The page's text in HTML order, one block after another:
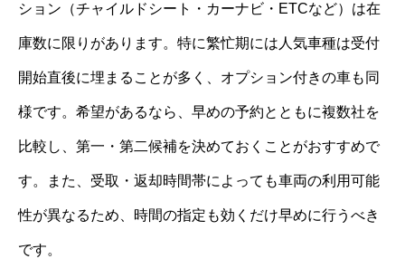
ション（チャイルドシート・カーナビ・ETCなど）は在
庫数に限りがあります。特に繁忙期には人気車種は受付
開始直後に埋まることが多く、オプション付きの車も同
様です。希望があるなら、早めの予約とともに複数社を
比較し、第一・第二候補を決めておくことがおすすめで
す。また、受取・返却時間帯によっても車両の利用可能
性が異なるため、時間の指定も効くだけ早めに行うべき
です。